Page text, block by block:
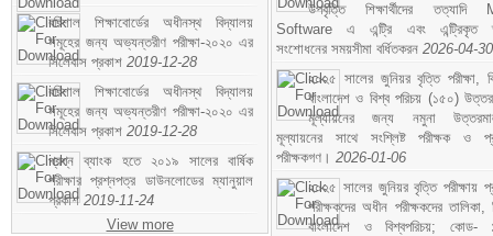
বরিশাল শিক্ষাবোর্ডের অধীনস্থ বিদ্যালয়
সমূহের জন্য অভ্যন্তরীণ পরীক্ষা-২০২০ এর
সিলেবাস প্রকাশ 2019-12-28
বরিশাল শিক্ষাবোর্ডের অধীনস্থ বিদ্যালয়
সমূহের জন্য অভ্যন্তরীণ পরীক্ষা-২০২০ এর
সিলেবাস প্রকাশ 2019-12-28
প্রশ্ন ব্যাংক হতে ২০১৯ সালের বার্ষিক
পরীক্ষার প্রশ্নপত্র ডাউনলোডের ম্যানুয়াল
প্রকাশ 2019-11-24
View more
উপবৃত্তি শিক্ষার্থীদের তত্যাদি
Software এ এন্ট্রি এবং এন্ট্রিকৃত
সংশোধনের সময়সীমা বর্ধিতকরন 2026-04-30
২০২৫ সালের জুনিয়র বৃত্তি পরীক্ষা,
বাংলাদেশ ও বিশ্ব পরিচয় (১৫০)
মূল্যায়নের জন্য নমুনা
মূল্যায়নের সাথে সংশ্লিষ্ট পরীক্ষক ও
পরীক্ষকগণ। 2026-01-06
২০২৫ সালের জুনিয়র বৃত্তি পরীক্ষায়
পরীক্ষকদের অধীন পরীক্ষকদের তালিকা,
বাংলাদেশ ও বিশ্বপরিচয়; কোড-